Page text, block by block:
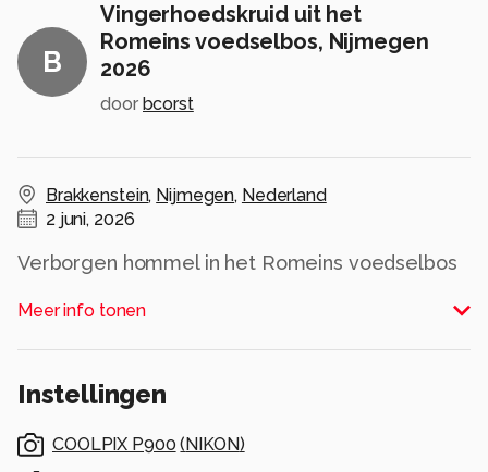
B
Vingerhoedskruid uit het
Romeins voedselbos, Nijmegen
2026
door bcorst
Brakkenstein, Nijmegen, Nederland
2 juni, 2026
Verborgen hommel in het Romeins voedselbos
Alle rechten voorbehouden
Meer info tonen
Instellingen
COOLPIX P900 ( NIKON)